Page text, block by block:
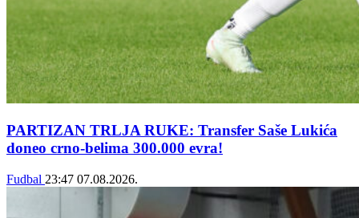
PARTIZAN TRLJA RUKE: Transfer Saše Lukića
doneo crno-belima 300.000 evra!
Fudbal 23:47 07.08.2026.